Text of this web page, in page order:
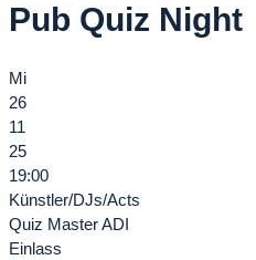
Pub Quiz Night
Mi
26
11
25
19:00
Künstler/DJs/Acts
Quiz Master ADI
Einlass